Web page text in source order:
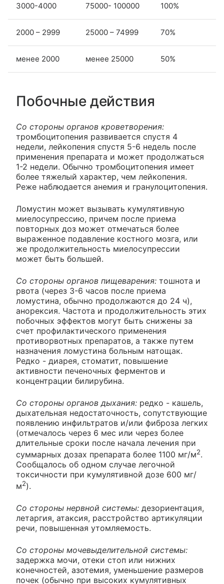
3000-4000 75000- 100000 100%
2000 – 2999 25000 – 74999 70%
менее 2000 менее 25000 50%
Побочные действия
Со стороны органов кроветворения:
тромбоцитопения развивается спустя 4
недели, лейкопения спустя 5-6 недель после
применения препарата и может продолжаться
1-2 недели. Обычно тромбоцитопения имеет
более тяжелый характер, чем лейкопения.
Реже наблюдается анемия и гранулоцитопения.
Ломустин может вызывать кумулятивную
миелосупрессию, причем после приема
повторных доз может отмечаться более
выраженное подавление костного мозга, или
же продолжительность миелосупрессии
может быть большей.
Со стороны органов пищеварения: тошнота и
рвота (через 3-6 часов после приема
ломустина, обычно продолжаются до 24 ч),
анорексия. Частота и продолжительность этих
побочных эффектов могут быть снижены за
счет профилактического применения
противорвотных препаратов, а также путем
назначения ломустина больным натощак.
Редко - диарея, стоматит, повышение
активности печеночных ферментов и
концентрации билирубина.
Со стороны органов дыхания: редко - кашель,
дыхательная недостаточность, сопутствующие
появлению инфильтратов и/или фиброза легких
(отмечалось через 6 мес или через более
длительные сроки после начала лечения при
суммарных дозах препарата более 1100 мг/м2.
Сообщалось об одном случае легочной
токсичности при кумулятивной дозе 600 мг/
м2).
Со стороны нервной системы: дезориентация,
летаргия, атаксия, расстройство артикуляции
речи, повышенная утомляемость.
Со стороны мочевыделительной системы:
задержка мочи, отеки стоп или нижних
конечностей, азотемия, уменьшение размеров
почек (обычно при высоких кумулятивных